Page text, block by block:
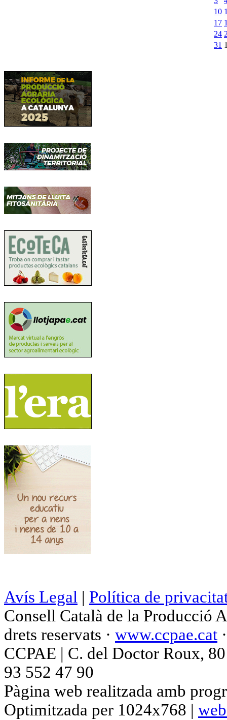
10
17
24
31
Avís Legal | Política de
Consell Català de la Producció
drets reservats · www.ccpae.cat
CCPAE | C. del Doctor Roux,
93 552 47 90
Pàgina web realitzada amb
Optimitzada per 1024x768 |